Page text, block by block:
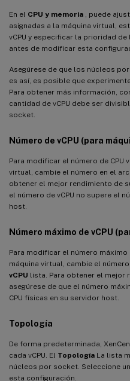
En el CPU y memoria , puede
asignadas a la máquina virtual,
vCPU y especificar la prioridad de
antes de modificar esta
Asegúrese de que los núcleos
es así, es posible que
Para obtener más información,
cantidad de vCPU debe ser
socket.
Número de vCPU (para
Para modificar el número de CPU
virtual, cambie el número en el
obtener el mejor rendimiento de
el número de vCPU no supere el
host.
Número máximo de vCPU
Para modificar el número máximo
máquina virtual, cambie el
vCPU lista. Para obtener el mejor
asegúrese de que el número
CPU físicas en su servidor host.
Topología
De forma predeterminada,
cada vCPU. El Topología La lista
núcleos por socket. Seleccione
esta configuración.